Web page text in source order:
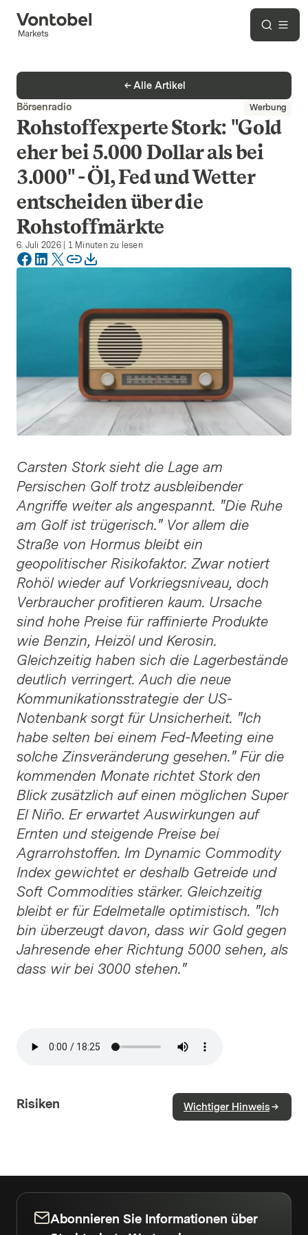
Alle Artikel
Börsenradio
Werbung
Rohstoffexperte Stork: "Gold
eher bei 5.000 Dollar als bei
3.000" - Öl, Fed und Wetter
entscheiden über die
Rohstoffmärkte
6. Juli 2026| 1 Minuten zu lesen
Carsten Stork sieht die Lage am
Persischen Golf trotz ausbleibender
Angriffe weiter als angespannt. "Die Ruhe
am Golf ist trügerisch." Vor allem die
Straße von Hormus bleibt ein
geopolitischer Risikofaktor. Zwar notiert
Rohöl wieder auf Vorkriegsniveau, doch
Verbraucher profitieren kaum. Ursache
sind hohe Preise für raffinierte Produkte
wie Benzin, Heizöl und Kerosin.
Gleichzeitig haben sich die Lagerbestände
deutlich verringert. Auch die neue
Kommunikationsstrategie der US-
Notenbank sorgt für Unsicherheit. "Ich
habe selten bei einem Fed-Meeting eine
solche Zinsveränderung gesehen." Für die
kommenden Monate richtet Stork den
Blick zusätzlich auf einen möglichen Super
El Niño. Er erwartet Auswirkungen auf
Ernten und steigende Preise bei
Agrarrohstoffen. Im Dynamic Commodity
Index gewichtet er deshalb Getreide und
Soft Commodities stärker. Gleichzeitig
bleibt er für Edelmetalle optimistisch. "Ich
bin überzeugt davon, dass wir Gold gegen
Jahresende eher Richtung 5000 sehen, als
dass wir bei 3000 stehen."
Risiken Wichtiger Hinweis
Abonnieren Sie Informationen über